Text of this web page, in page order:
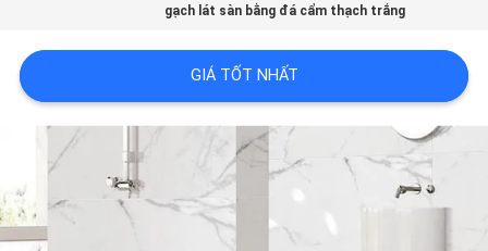
LIÊN
VỚI
CHÚNG
TÔI
gạch lát sàn bằng đá cẩm thạch trắng
GIÁ TỐT NHẤT